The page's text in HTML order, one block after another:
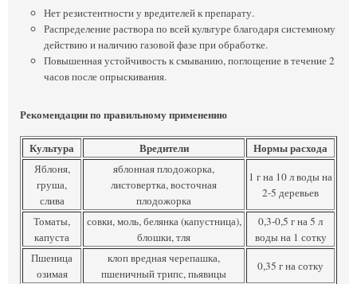
Нет резистентности у вредителей к препарату.
Распределение раствора по всей культуре благодаря системному
действию и наличию газовой фазе при обработке.
Повышенная устойчивость к смыванию, поглощение в течение 2
часов после опрыскивания.
Рекомендации по правильному применению
Культура Вредители Нормы расхода
Яблоня,
груша,
слива
яблонная плодожорка,
листовертка, восточная
плодожорка
1 г на 10 л воды на
2-5 деревьев
Томаты,
капуста
совки, моль, белянка (капустница),
блошки, тля
0,3-0,5 г на 5 л
воды на 1 сотку
Пшеница
озимая
клоп вредная черепашка,
пшеничный трипс, пьявицы
0,35 г на сотку